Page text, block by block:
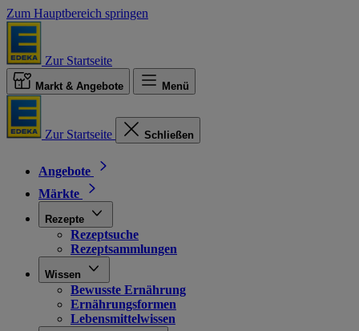
Zum Hauptbereich springen
Zur Startseite
Markt & Angebote Menü
Zur Startseite Schließen
Angebote
Märkte
Rezepte
Rezeptsuche
Rezeptsammlungen
Wissen
Bewusste Ernährung
Ernährungsformen
Lebensmittelwissen